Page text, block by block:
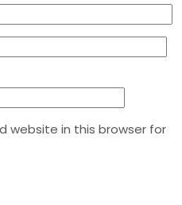
website in this browser for